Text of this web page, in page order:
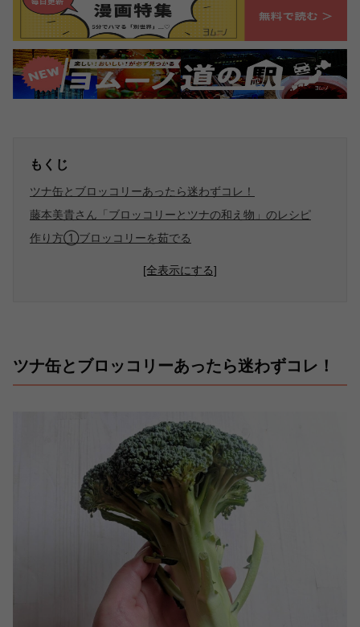
もくじ
ツナ缶とブロッコリーあったら迷わずコレ！
藤本美貴さん「ブロッコリーとツナの和え物」のレシピ
作り方①ブロッコリーを茹でる
[全表示にする]
ツナ缶とブロッコリーあったら迷わずコレ！